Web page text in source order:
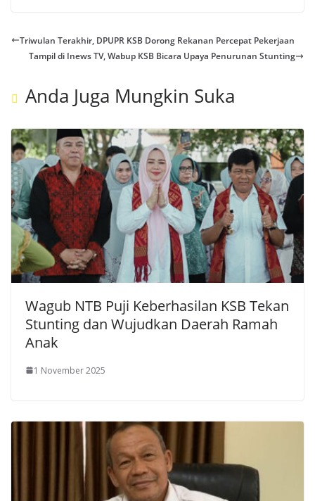
Triwulan Terakhir, DPUPR KSB Dorong Rekanan Percepat Pekerjaan
Tampil di Inews TV, Wabup KSB Bicara Upaya Penurunan Stunting
Anda Juga Mungkin Suka
Wagub NTB Puji Keberhasilan KSB Tekan
Stunting dan Wujudkan Daerah Ramah
Anak
1 November 2025